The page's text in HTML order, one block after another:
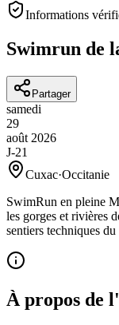
Informations
Swimrun de
Partager
samedi
29
août 2026
J-21
Cuxac·Occitanie
SwimRun en pleine
les gorges et rivières
sentiers techniques
À propos de